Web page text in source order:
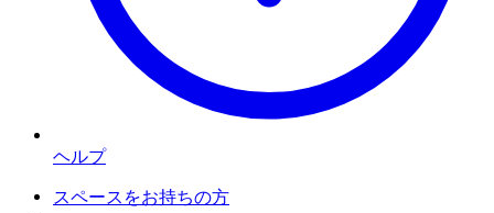
ヘルプ
スペースをお持ちの方